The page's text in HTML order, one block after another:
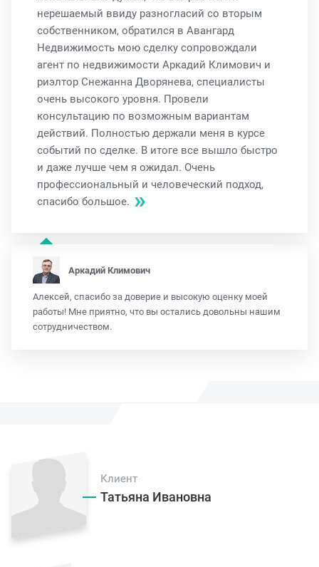
нерешаемый ввиду разногласий со вторым
собственником, обратился в Авангард
Недвижимость мою сделку сопровождали
агент по недвижимости Аркадий Климович и
риэлтор Снежанна Дворянева, специалисты
очень высокого уровня. Провели
консультацию по возможным вариантам
действий. Полностью держали меня в курсе
событий по сделке. В итоге все вышло быстро
и даже лучше чем я ожидал. Очень
профессиональный и человеческий подход,
спасибо большое.
Аркадий Климович
Алексей, спасибо за доверие и высокую оценку моей
работы! Мне приятно, что вы остались довольны нашим
сотрудничеством.
Клиент
Татьяна Ивановна